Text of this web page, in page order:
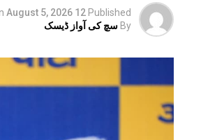
Published
12 hours ago
August 5, 2026
By سچ کی آواز ڈیسک